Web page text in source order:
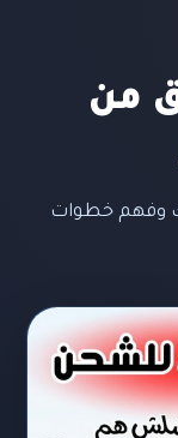
من
وفهم خطوات